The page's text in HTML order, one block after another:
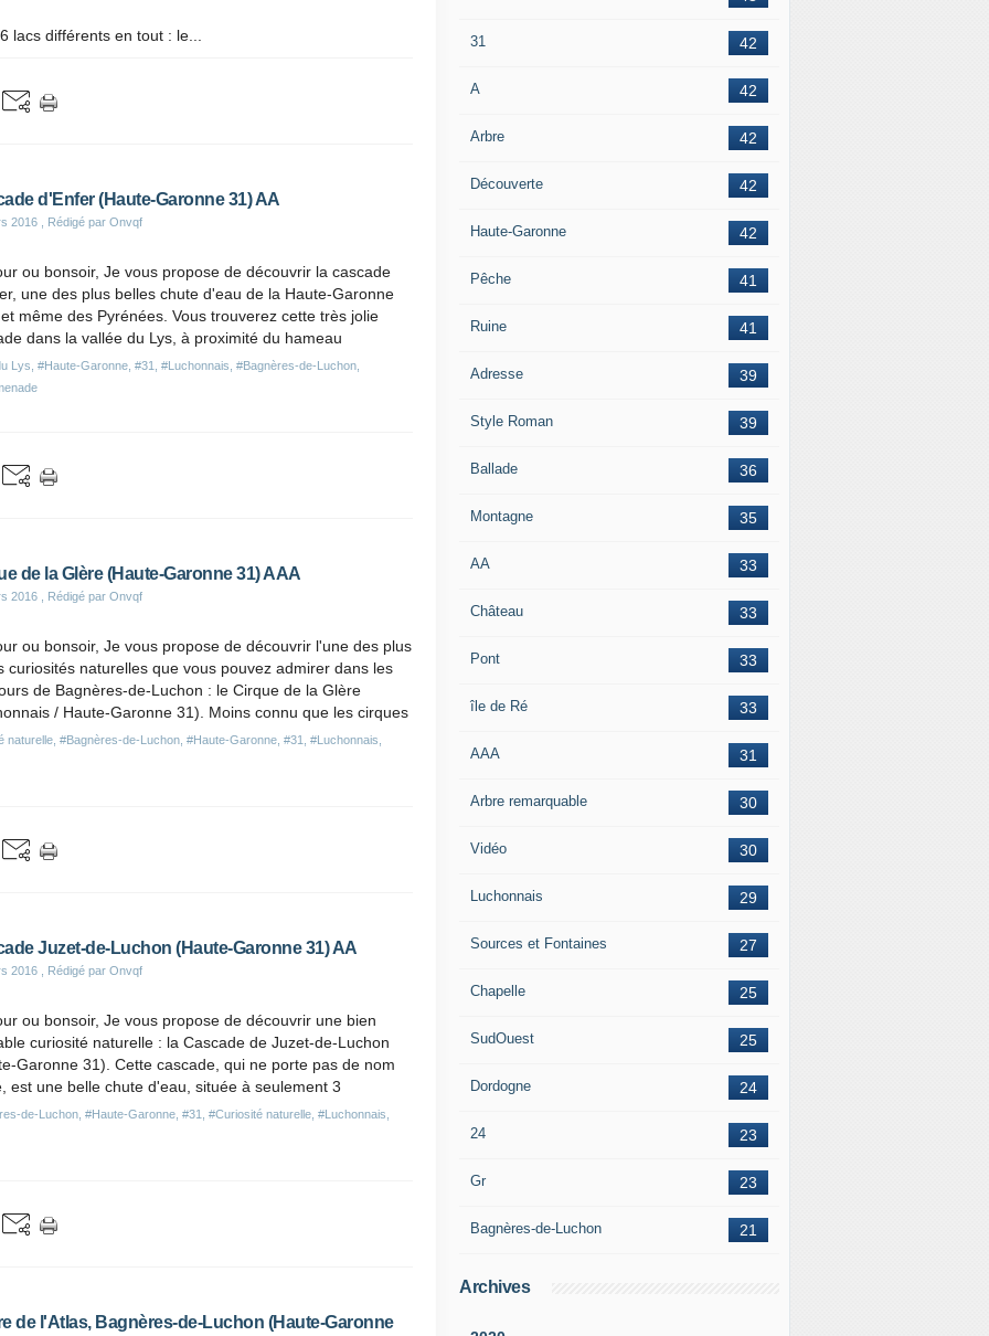
lacs différents en tout : le...
d'Enfer (Haute-Garonne 31) AA
2016 , Rédigé par Onvqf
Lys #Haute-Garonne #31 #Luchonnais #Bagnères-de-Luchon
ou bonsoir, Je vous propose de découvrir la cascade
une des plus belles chute d'eau de la Haute-Garonne
même des Pyrénées. Vous trouverez cette très jolie
dans la vallée du Lys, à proximité du hameau
de la Glère (Haute-Garonne 31) AAA
2016 , Rédigé par Onvqf
naturelle #Bagnères-de-Luchon #Haute-Garonne #31 #Luchonnais
ou bonsoir, Je vous propose de découvrir l'une des plus
curiosités naturelles que vous pouvez admirer dans les
de Bagnères-de-Luchon : le Cirque de la Glère
/ Haute-Garonne 31). Moins connu que les cirques
Juzet-de-Luchon (Haute-Garonne 31) AA
2016 , Rédigé par Onvqf
de-Luchon #Haute-Garonne #31 #Curiosité naturelle #Luchonnais
ou bonsoir, Je vous propose de découvrir une bien
curiosité naturelle : la Cascade de Juzet-de-Luchon
Garonne 31). Cette cascade, qui ne porte pas de nom
est une belle chute d'eau, située à seulement 3
de l'Atlas, Bagnères-de-Luchon (Haute-Garonne
42
31
42
A
42
Arbre
42
Découverte
42
Haute-Garonne
41
Pêche
41
Ruine
39
Adresse
39
Style Roman
36
Ballade
35
Montagne
33
AA
33
Château
33
Pont
33
île de Ré
31
AAA
30
Arbre remarquable
30
Vidéo
29
Luchonnais
27
Sources et Fontaines
25
Chapelle
25
SudOuest
24
Dordogne
23
24
23
Gr
21
Bagnères-de-Luchon
Archives